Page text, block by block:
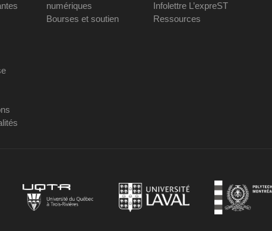
numériques
Bourses et soutien
Infolettre L’expreST
Ressources